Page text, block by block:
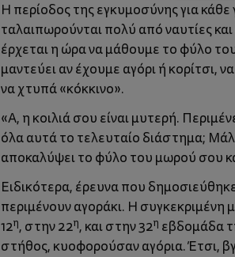
Η περίοδος της εγκυμοσύνης για
ταλαιπωρούνται πολύ από ναυτίες
έρχεται η ώρα να μάθουμε το φύλο
μαντεύει αν έχουμε αγόρι ή
να χτυπά «κόκκινο».
«Α, η κοιλιά σου είναι μυτερή.
όλα αυτά το τελευταίο διάστημα;
αποκαλύψει το φύλο του μωρού σου
Ειδικότερα, έρευνα που
περιμένουν αγοράκι. Η
12η, στην 22η, και στην 32η εβδομάδα
στήθος, κυοφορούσαν αγόρια. Έτσι,